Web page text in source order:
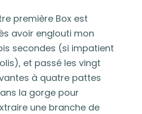
première Box est
avoir englouti mon
secondes (si impatient
et passé les vingt
à quatre pattes
la gorge pour
une branche de